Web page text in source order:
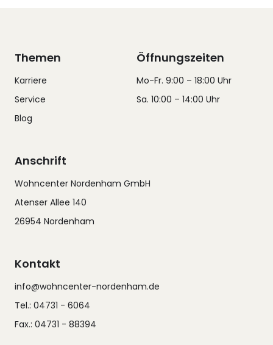
Themen
Karriere
Service
Blog
Öffnungszeiten
Mo-Fr. 9:00 – 18:00 Uhr
Sa. 10:00 – 14:00 Uhr
Anschrift
Wohncenter Nordenham GmbH
Atenser Allee 140
26954 Nordenham
Kontakt
info@wohncenter-nordenham.de
Tel.: 04731 - 6064
Fax.: 04731 - 88394